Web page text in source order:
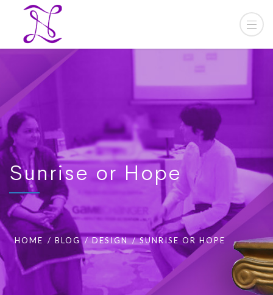
Sunrise or Hope
HOME BLOG DESIGN SUNRISE OR HOPE